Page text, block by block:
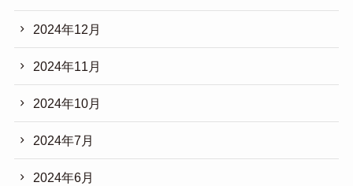
2024年12月
2024年11月
2024年10月
2024年7月
2024年6月